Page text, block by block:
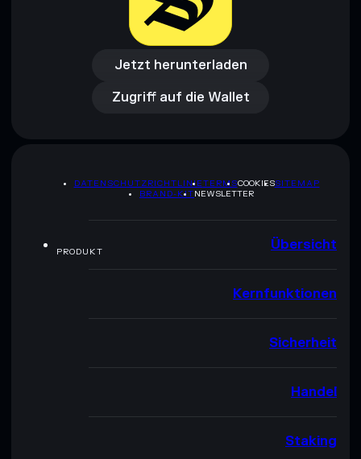
Jetzt herunterladen
Jetzt herunterladen
Zugriff auf die Wallet
Zugriff auf die Wallet
DATENSCHUTZRICHTLINIETERMSCOOKIESSITEMAP
BRAND-KITNEWSLETTER
PRODUKT Übersicht
Kernfunktionen
Sicherheit
Handel
Staking